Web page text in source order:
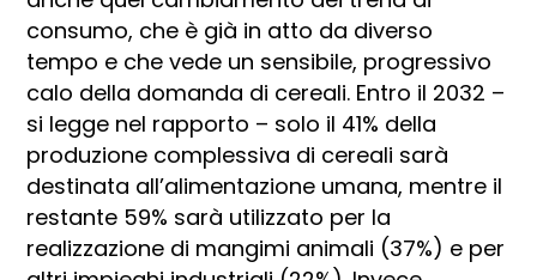
consumo, che è già in atto da diverso
tempo e che vede un sensibile, progressivo
calo della domanda di cereali. Entro il 2032 –
si legge nel rapporto – solo il 41% della
produzione complessiva di cereali sarà
destinata all’alimentazione umana, mentre il
restante 59% sarà utilizzato per la
realizzazione di mangimi animali (37%) e per